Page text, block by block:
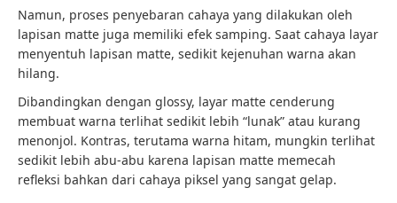
Namun, proses penyebaran cahaya yang dilakukan oleh
lapisan matte juga memiliki efek samping. Saat cahaya layar
menyentuh lapisan matte, sedikit kejenuhan warna akan
hilang.
Dibandingkan dengan glossy, layar matte cenderung
membuat warna terlihat sedikit lebih “lunak” atau kurang
menonjol. Kontras, terutama warna hitam, mungkin terlihat
sedikit lebih abu-abu karena lapisan matte memecah
refleksi bahkan dari cahaya piksel yang sangat gelap.